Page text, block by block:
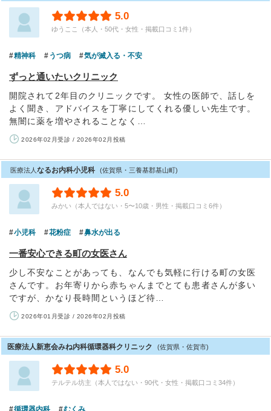
5.0
ゆうここ（本人・50代・女性・掲載口コミ1件）
精神科 うつ病 気が滅入る・不安
ずっと通いたいクリニック
開院されて2年目のクリニックです。 女性の医師で、話しを
よく聞き、アドバイスを丁寧にしてくれる優しい先生です。
無闇に薬を増やされることなく…
2026年02月受診 / 2026年02月投稿
医療法人 なるお内科小児科 (佐賀県・三養基郡基山町)
5.0
みかい（本人ではない・5〜10歳・男性・掲載口コミ6件）
小児科 花粉症 鼻水が出る
一番安心できる町の女医さん
少し不安なことがあっても、なんでも気軽に行ける町の女医
さんです。お年寄りから赤ちゃんまでとても患者さんが多い
ですが、かなり長時間というほど待…
2026年01月受診 / 2026年02月投稿
医療法人新恵会みね内科循環器科クリニック (佐賀県・佐賀市)
5.0
テルテル坊主（本人ではない・90代・女性・掲載口コミ34件）
循環器内科 むくみ